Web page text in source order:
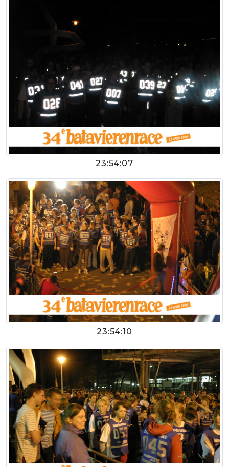
23:54:07
23:54:10